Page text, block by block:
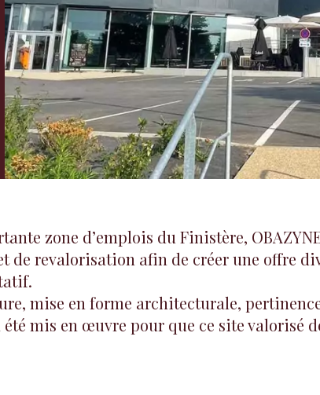
zone d’emplois du Finistère,
de revalorisation afin de créer une offre
mise en forme architecturale,
mis en œuvre pour que ce site valorisé